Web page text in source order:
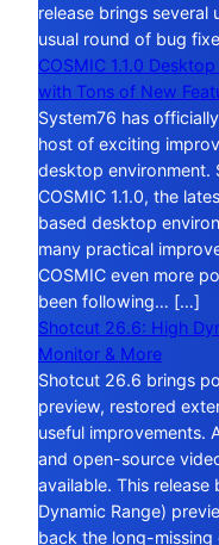
release brings several
usual round of bug
COSMIC 1.1.0
with Tons of New
System76 has
host of exciting
desktop environment.
COSMIC 1.1.0, the
based desktop
many practical
COSMIC even more
been following… […]
Shotcut 26.6: High
Monitor & More
Shotcut 26.6 brings
preview, restored
useful improvements.
and open-source
available. This release
Dynamic Range)
back the long-